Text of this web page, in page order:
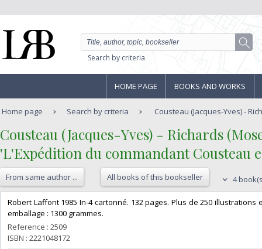
Search by criteria
HOME PAGE BOOKS AND WORKS
Home page Search by criteria Cousteau (Jacques-Yves) -
‎Cousteau (Jacques-Yves) - Richards
‎'L'Expédition du commandant Cousteau
From same author ... All books of this bookseller 4
‎Robert Laffont 1985 In-4 cartonné. 132 pages. Plus de 250
emballage : 1300 grammes.‎
Reference : 2509
ISBN : 2221048172